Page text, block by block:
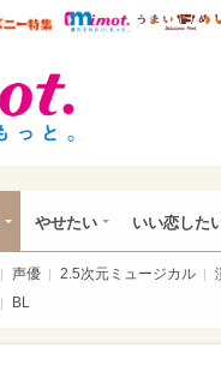
マ* ウレぴあ総研 ディ
mimot.
やせたい いい恋した
声優 2.5次元ミュージカル
BL